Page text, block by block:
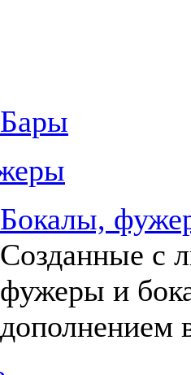
Бары
Бокалы,
Созданные с
фужеры и
дополнением